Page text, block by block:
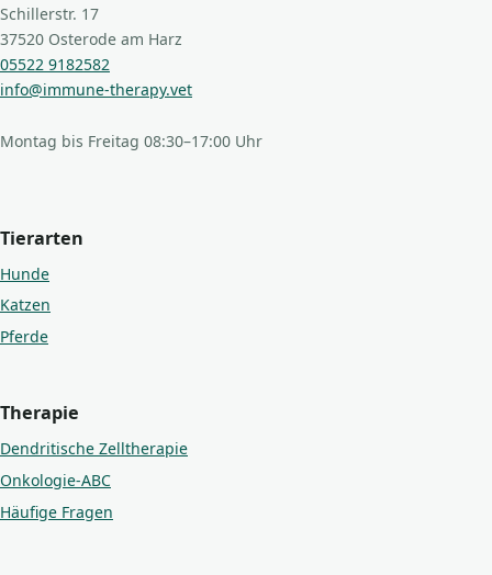
Schillerstr. 17
37520 Osterode am Harz
05522 9182582
info@immune-therapy.vet
Montag bis Freitag 08:30–17:00 Uhr
Tierarten
Hunde
Katzen
Pferde
Therapie
Dendritische Zelltherapie
Onkologie-ABC
Häufige Fragen